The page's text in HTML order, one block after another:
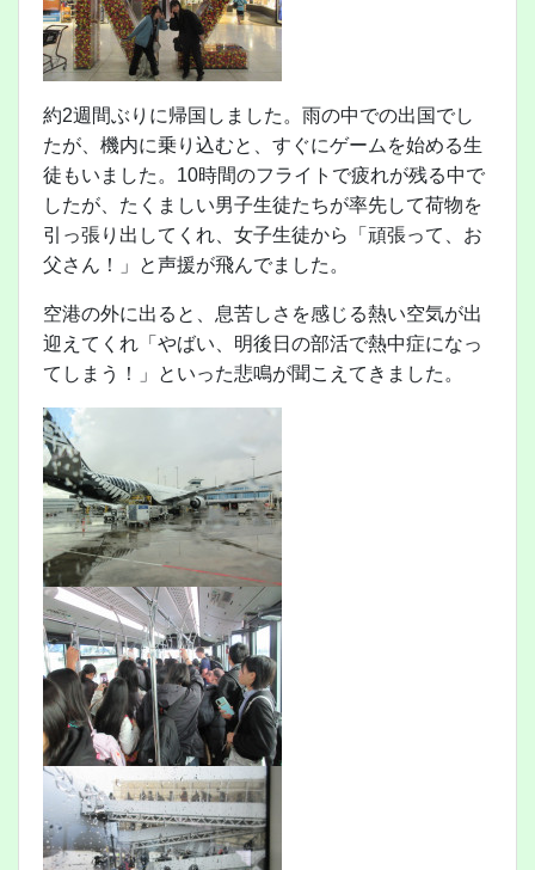
約2週間ぶりに帰国しました。雨の中での出国でし
たが、機内に乗り込むと、すぐにゲームを始める生
徒もいました。10時間のフライトで疲れが残る中で
したが、たくましい男子生徒たちが率先して荷物を
引っ張り出してくれ、女子生徒から「頑張って、お
父さん！」と声援が飛んでました。
空港の外に出ると、息苦しさを感じる熱い空気が出
迎えてくれ「やばい、明後日の部活で熱中症になっ
てしまう！」といった悲鳴が聞こえてきました。